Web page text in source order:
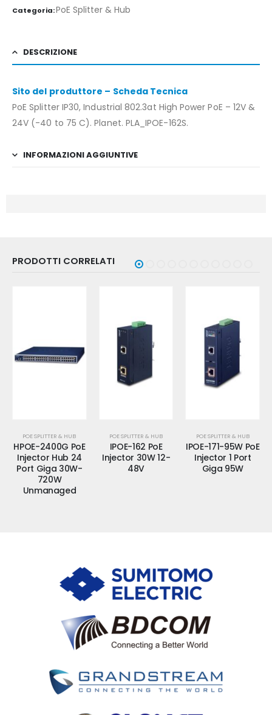
Categoria:PoE Splitter & Hub
DESCRIZIONE
Sito del produttore – Scheda Tecnica
PoE Splitter IP30, Industrial 802.3at High Power PoE – 12V &
24V (-40 to 75 C). Planet. PLA_IPOE-162S.
INFORMAZIONI AGGIUNTIVE
PRODOTTI CORRELATI
POE SPLITTER & HUB
HPOE-2400G PoE
Injector Hub 24
Port Giga 30W-
720W
Unmanaged
POE SPLITTER & HUB
IPOE-162 PoE
Injector 30W 12-
48V
POE SPLITTER & HUB
IPOE-171-95W PoE
Injector 1 Port
Giga 95W